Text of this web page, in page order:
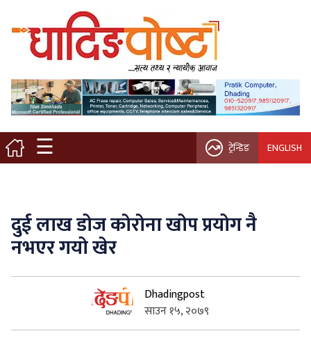
☰
मुख्य पृष्ठ
स्थानीय समाचार
विचार / ब्लग
नगर/गाउँ पालिका
कृषि/सहकारी
साहित्य / संस्कृति
ट्रेन्डिङ ENGLISH
दुई लाख डोज काेराेना खोप प्रयोग नै
नभएर गयो खेर
Dhadingpost
साउन १५, २०७९